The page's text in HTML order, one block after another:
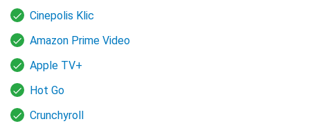
Cinepolis Klic
Amazon Prime Video
Apple TV+
Hot Go
Crunchyroll